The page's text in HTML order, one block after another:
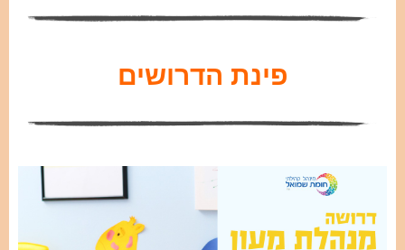
פינת הדרושים